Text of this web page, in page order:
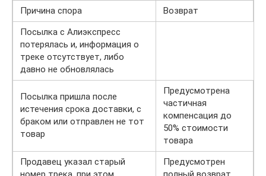
Причина спора
Возврат
Посылка с Алиэкспресс
потерялась и, информация о
треке отсутствует, либо
давно не обновлялась
Посылка пришла после
истечения срока доставки, с
браком или отправлен не тот
товар
Предусмотрена
частичная
компенсация до
50% стоимости
товара
Продавец указал старый
Предусмотрен